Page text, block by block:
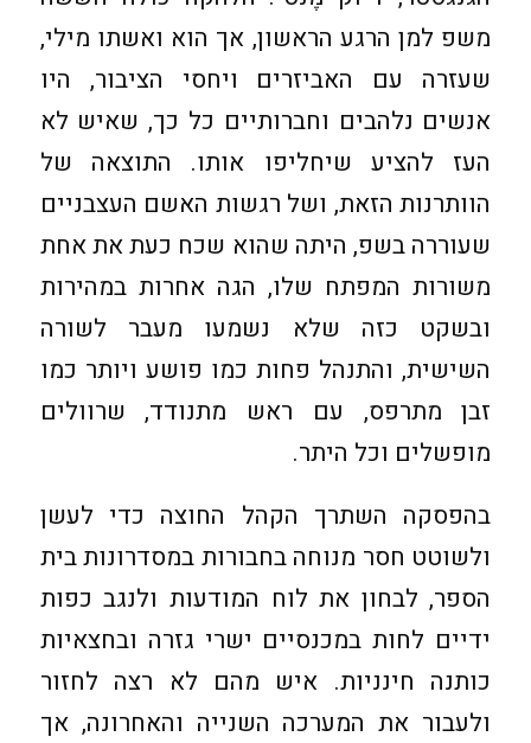
משפ למן הרגע הראשון, אך הוא ואשתו מילי,
שעזרה עם האביזרים ויחסי הציבור, היו
אנשים נלהבים וחברותיים כל כך, שאיש לא
העז להציע שיחליפו אותו. התוצאה של
הוותרנות הזאת, ושל רגשות האשם העצבניים
שעוררה בשפ, היתה שהוא שכח כעת את אחת
משורות המפתח שלו, הגה אחרות במהירות
ובשקט כזה שלא נשמעו מעבר לשורה
השישית, והתנהל פחות כמו פושע ויותר כמו
זבן מתרפס, עם ראש מתנודד, שרוולים
מופשלים וכל היתר.
בהפסקה השתרך הקהל החוצה כדי לעשן
ולשוטט חסר מנוחה בחבורות במסדרונות בית
הספר, לבחון את לוח המודעות ולנגב כפות
ידיים לחות במכנסיים ישרי גזרה ובחצאיות
כותנה חינניות. איש מהם לא רצה לחזור
ולעבור את המערכה השנייה והאחרונה, אך